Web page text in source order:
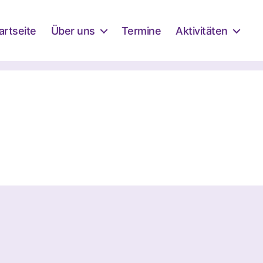
Über uns Termine Aktivitäten